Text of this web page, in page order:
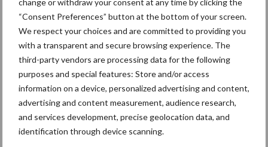
change or withdraw your consent at any time by clicking the
“Consent Preferences” button at the bottom of your screen.
We respect your choices and are committed to providing you
with a transparent and secure browsing experience. The
third-party vendors are processing data for the following
purposes and special features: Store and/or access
information on a device, personalized advertising and content,
advertising and content measurement, audience research,
and services development, precise geolocation data, and
identification through device scanning.
Sidebar
8 jan
Belastingdienst publiceert
Landelijke Landbouwnormen 2025
23 dec
10 praktisch tips om je voor te
bereiden op mogelijke uitval van het
stroomnet